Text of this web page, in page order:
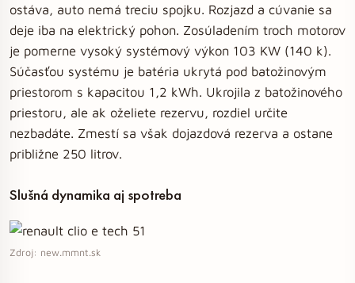
ostáva, auto nemá treciu spojku. Rozjazd a cúvanie sa
deje iba na elektrický pohon. Zosúladením troch motorov
je pomerne vysoký systémový výkon 103 KW (140 k).
Súčasťou systému je batéria ukrytá pod batožinovým
priestorom s kapacitou 1,2 kWh. Ukrojila z batožinového
priestoru, ale ak oželiete rezervu, rozdiel určite
nezbadáte. Zmestí sa však dojazdová rezerva a ostane
približne 250 litrov.
Slušná dynamika aj spotreba
Zdroj: new.mmnt.sk